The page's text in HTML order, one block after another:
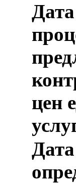
цен